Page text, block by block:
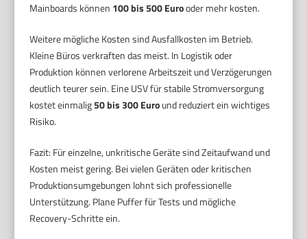
Mainboards können 100 bis 500 Eurooder mehr kosten.
Weitere mögliche Kosten sind Ausfallkosten im Betrieb.
Kleine Büros verkraften das meist. In Logistik oder
Produktion können verlorene Arbeitszeit und Verzögerungen
deutlich teurer sein. Eine USV für stabile Stromversorgung
kostet einmalig50 bis 300 Euround reduziert ein wichtiges
Risiko.
Fazit: Für einzelne, unkritische Geräte sind Zeitaufwand und
Kosten meist gering. Bei vielen Geräten oder kritischen
Produktionsumgebungen lohnt sich professionelle
Unterstützung. Plane Puffer für Tests und mögliche
Recovery-Schritte ein.